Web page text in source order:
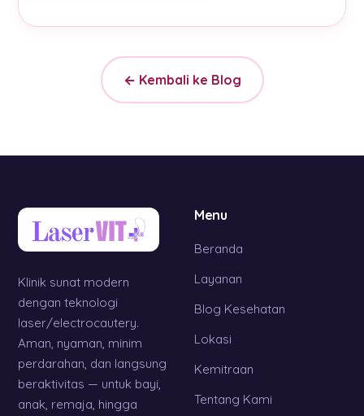
← Kembali ke Blog
Klinik sunat modern
dengan teknologi
laser/electrocautery.
Aman, nyaman, minim
perdarahan, dan langsung
beraktivitas — untuk bayi,
anak, remaja, hingga
Menu
Beranda
Layanan
Blog Kesehatan
Lokasi
Kemitraan
Tentang Kami